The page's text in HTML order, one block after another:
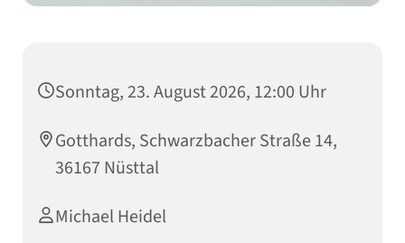
Sonntag, 23. August 2026, 12:00 Uhr
Gotthards, Schwarzbacher Straße 14,
36167 Nüsttal
Michael Heidel